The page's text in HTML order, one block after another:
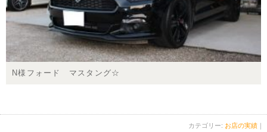
N様フォード マスタング☆
カテゴリー: お店の実績